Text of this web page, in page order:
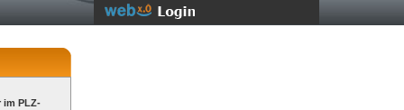
im PLZ-